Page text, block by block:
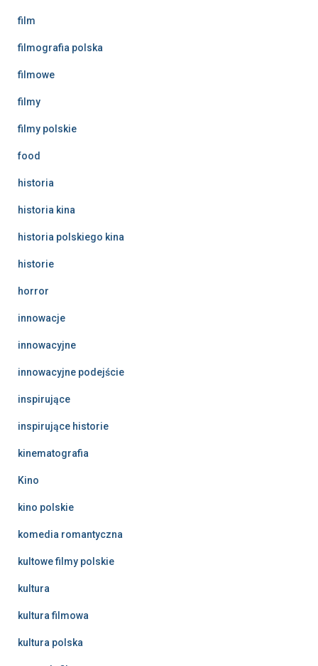
film
filmografia polska
filmowe
filmy
filmy polskie
food
historia
historia kina
historia polskiego kina
historie
horror
innowacje
innowacyjne
innowacyjne podejście
inspirujące
inspirujące historie
kinematografia
Kino
kino polskie
komedia romantyczna
kultowe filmy polskie
kultura
kultura filmowa
kultura polska